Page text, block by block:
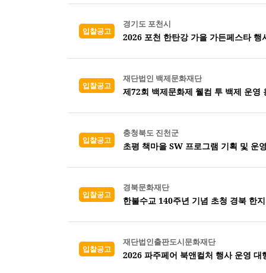
입찰공고
경기도 포천시
2026 포천 한탄강 가을 가든페스타
입찰공고
재단법인 백제문화재단
제72회 백제문화제 웰컴 투 백제 운영
입찰공고
충청북도 진천군
초평 책마을 SW 프로그램 기획 및 운
입찰공고
경북문화재단
한불수교 140주년 기념 초청 경북 한
입찰공고
재단법인출판도시문화재단
2026 파주페어 북앤컬처 행사 운영 대